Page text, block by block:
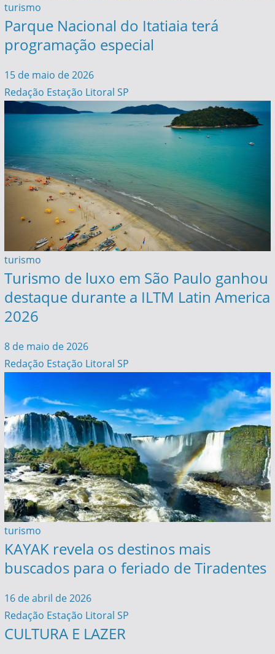
turismo
Parque Nacional do Itatiaia terá
programação especial
15 de maio de 2026
Redação Estação Litoral SP
turismo
Turismo de luxo em São Paulo ganhou
destaque durante a ILTM Latin America
2026
8 de maio de 2026
Redação Estação Litoral SP
turismo
KAYAK revela os destinos mais
buscados para o feriado de Tiradentes
16 de abril de 2026
Redação Estação Litoral SP
CULTURA E LAZER